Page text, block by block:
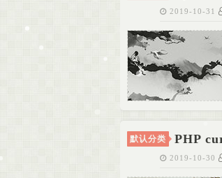
2019-10-31
默认分类 PHP
2019-10-30